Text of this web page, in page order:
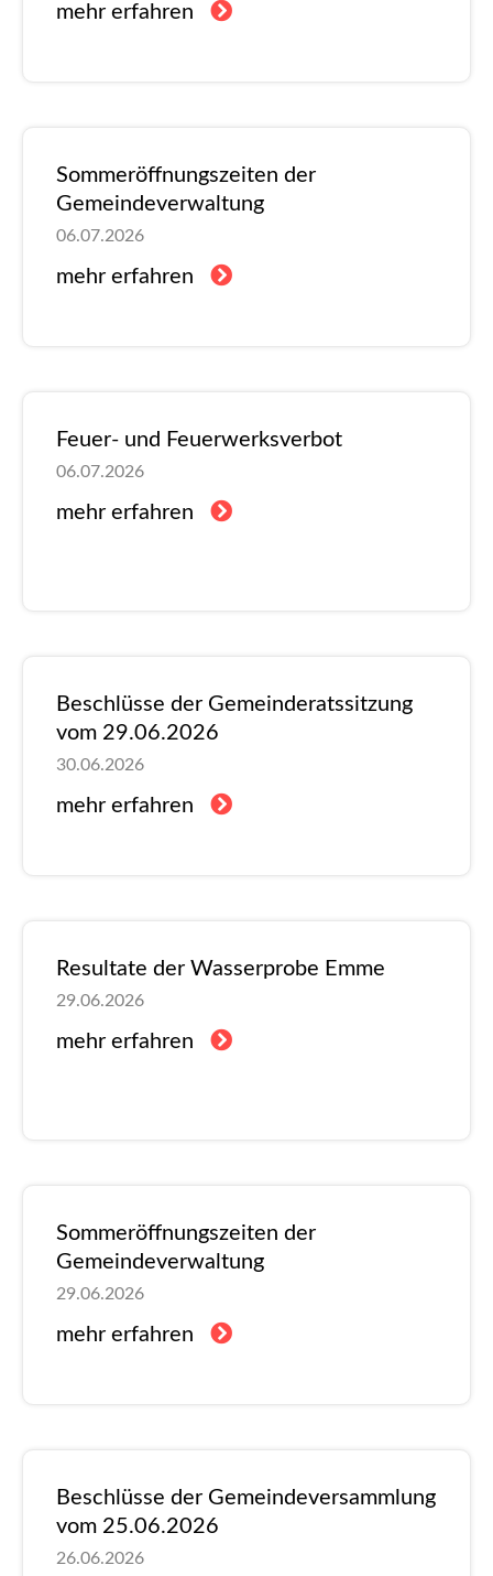
mehr erfahren
Sommeröffnungszeiten der
Gemeindeverwaltung
06.07.2026
mehr erfahren
Feuer- und Feuerwerksverbot
06.07.2026
mehr erfahren
Beschlüsse der Gemeinderatssitzung
vom 29.06.2026
30.06.2026
mehr erfahren
Resultate der Wasserprobe Emme
29.06.2026
mehr erfahren
Sommeröffnungszeiten der
Gemeindeverwaltung
29.06.2026
mehr erfahren
Beschlüsse der Gemeindeversammlung
vom 25.06.2026
26.06.2026